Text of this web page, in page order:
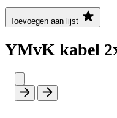
Toevoegen aan lijst
YMvK kabel